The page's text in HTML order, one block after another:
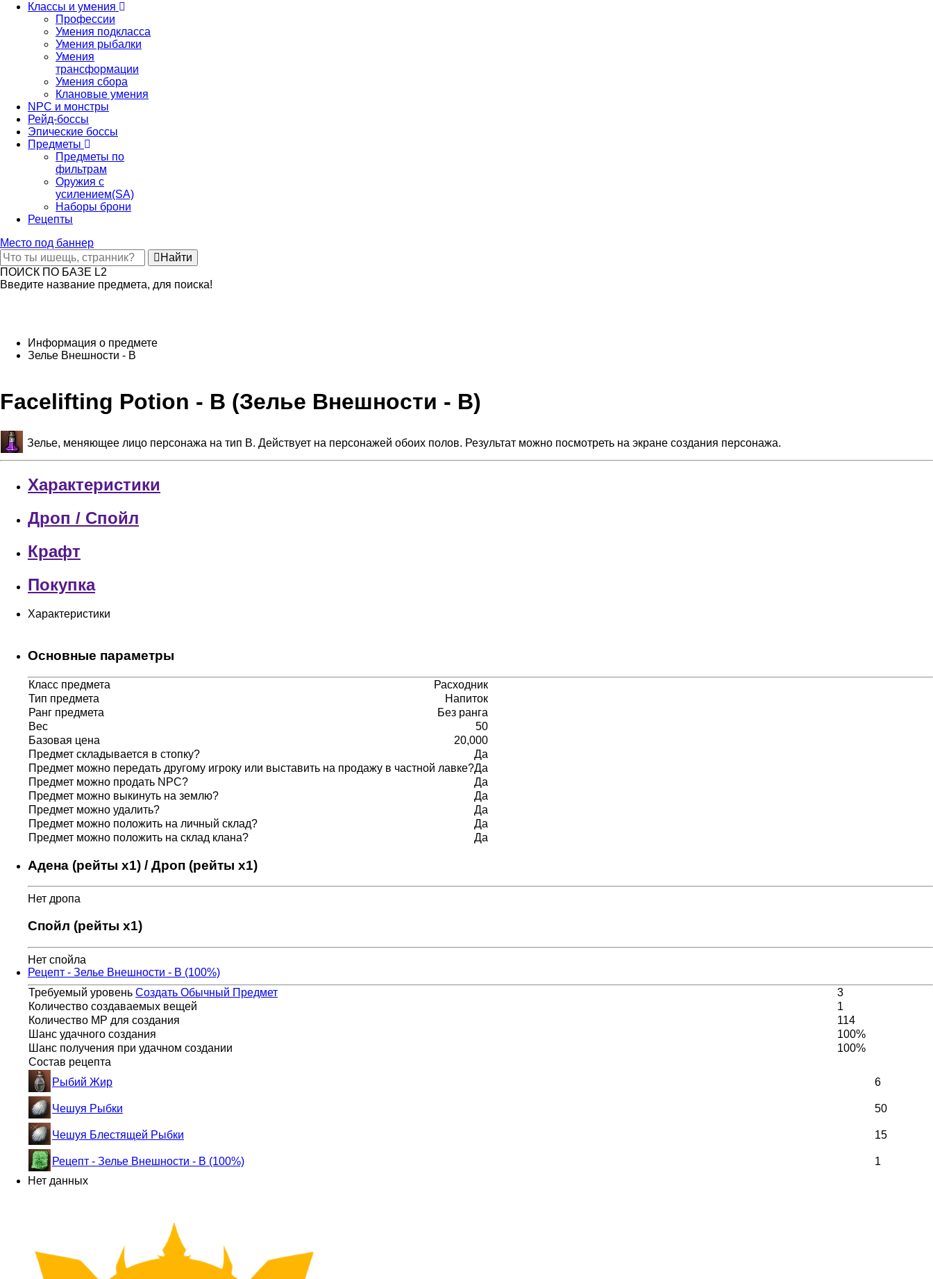
Классы и умения
Профессии
Умения подкласса
Умения рыбалки
Умения
трансформации
Умения сбора
Клановые умения
NPC и монстры
Рейд-боссы
Эпические боссы
Предметы
Предметы по
фильтрам
Оружия с
усилением(SA)
Наборы брони
Рецепты
Место под баннер
Найти
ПОИСК ПО БАЗЕ L2
Введите название предмета, для поиска!
Информация о предмете
Зелье Внешности - B
Facelifting Potion - B (Зелье Внешности - B)
Зелье, меняющее лицо персонажа на тип B. Действует на персонажей обоих полов. Результат можно посмотреть на экране создания персонажа.
Характеристики
Дроп / Спойл
Крафт
Покупка
Характеристики
Основные параметры
Класс предмета
Расходник
Тип предмета
Напиток
Ранг предмета
Без ранга
Вес
50
Базовая цена
20,000
Предмет складывается в стопку?
Да
Предмет можно передать другому игроку или выставить на продажу в частной лавке?Да
Предмет можно продать NPC?
Да
Предмет можно выкинуть на землю?
Да
Предмет можно удалить?
Да
Предмет можно положить на личный склад?
Да
Предмет можно положить на склад клана?
Да
Адена (рейты x1) / Дроп (рейты x1)
Нет дропа
Спойл (рейты x1)
Нет спойла
Рецепт - Зелье Внешности - B (100%)
Требуемый уровень Создать Обычный Предмет
3
Количество создаваемых вещей
1
Количество MP для создания
114
Шанс удачного создания
100%
Шанс получения при удачном создании
100%
Состав рецепта
Рыбий Жир
6
Чешуя Рыбки 50
Чешуя Блестящей Рыбки 15
Рецепт - Зелье Внешности - B (100%)
1
Нет данных